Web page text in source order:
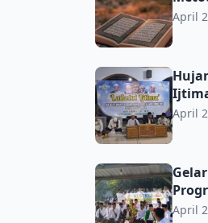
April
Hujan Deras,
April
Gelar Musker,
April